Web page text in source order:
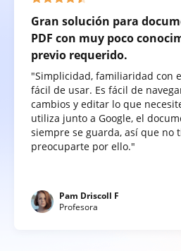
Gran solución para
PDF con muy poco
previo requerido.
"Simplicidad, familiaridad con
fácil de usar. Es fácil de
cambios y editar lo que
utiliza junto a Google, el
siempre se guarda, así que no
preocuparte por ello."
Pam Driscoll F
Profesora